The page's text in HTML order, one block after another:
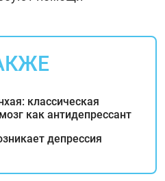
классическая
как антидепрессант
депрессия